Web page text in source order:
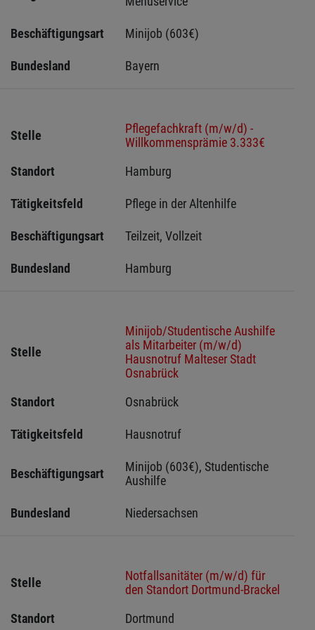
Beschäftigungsart Minijob (603€)
Bundesland Bayern
Stelle
Pflegefachkraft (m/w/d) -
Willkommensprämie 3.333€
Standort
Hamburg
Tätigkeitsfeld Pflege in der Altenhilfe
Beschäftigungsart Teilzeit, Vollzeit
Bundesland Hamburg
Stelle
Minijob/Studentische Aushilfe
als Mitarbeiter (m/w/d)
Hausnotruf Malteser Stadt
Osnabrück
Standort
Osnabrück
Tätigkeitsfeld Hausnotruf
Beschäftigungsart
Minijob (603€), Studentische
Aushilfe
Bundesland Niedersachsen
Stelle
Notfallsanitäter (m/w/d) für
den Standort Dortmund-Brackel
Standort
Dortmund